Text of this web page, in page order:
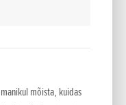
mõista, kuidas
on tingimata